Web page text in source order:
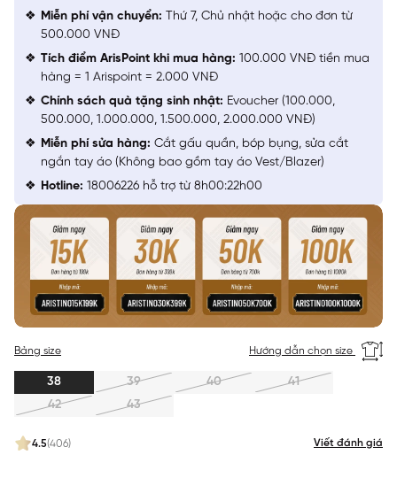
4.5(406) Viết đánh giá
Bảng size Hướng dẫn chọn size
38 39 40
41
42
43
Miễn phí vận chuyển: Thứ 7, Chủ nhật hoặc cho đơn từ
500.000 VNĐ
Tích điểm ArisPoint khi mua hàng: 100.000 VNĐ tiền mua
hàng = 1 Arispoint = 2.000 VNĐ
Chính sách quà tặng sinh nhật: Evoucher (100.000,
500.000, 1.000.000, 1.500.000, 2.000.000 VNĐ)
Miễn phí sửa hàng: Cắt gấu quần, bóp bụng, sửa cắt
ngắn tay áo (Không bao gồm tay áo Vest/Blazer)
Hotline: 18006226 hỗ trợ từ 8h00:22h00